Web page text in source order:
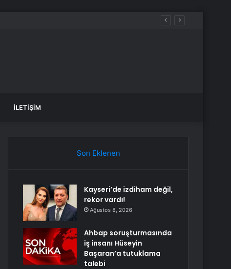
İLETIŞIM
Son Eklenen
Kayseri’de izdiham değil,
rekor vardı!
Ağustos 8, 2026
Ahbap soruşturmasında
iş insanı Hüseyin
Başaran’a tutuklama
talebi